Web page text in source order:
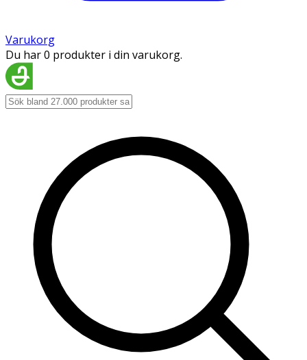
Varukorg
Du har 0 produkter i din varukorg.